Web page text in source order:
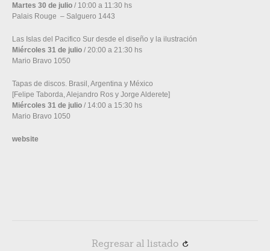
Martes 30 de julio / 10:00 a 11:30 hs
Palais Rouge – Salguero 1443
Las Islas del Pacifico Sur desde el diseño y la ilustración
Miércoles 31 de julio / 20:00 a 21:30 hs
Mario Bravo 1050
Tapas de discos. Brasil, Argentina y México
[Felipe Taborda, Alejandro Ros y Jorge Alderete]
Miércoles 31 de julio / 14:00 a 15:30 hs
Mario Bravo 1050
website
Regresar al listado R